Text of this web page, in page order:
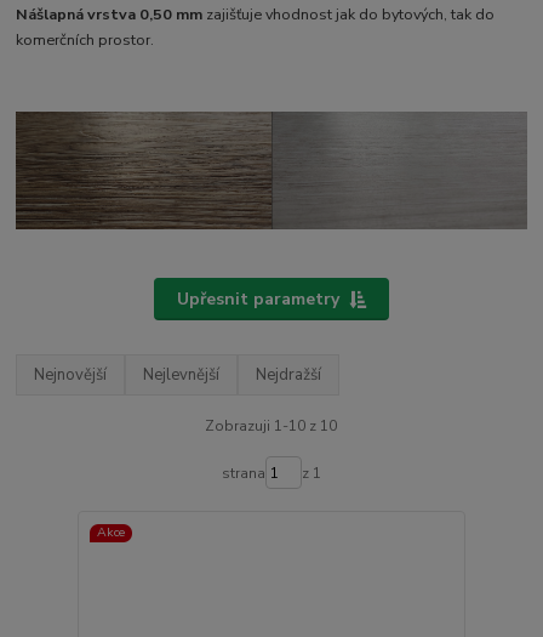
Nášlapná vrstva 0,50 mm zajišťuje vhodnost jak do bytových, tak do
komerčních prostor.
Upřesnit parametry
Nejnovější Nejlevnější Nejdražší
Zobrazuji 1-10 z 10
strana z 1
Akce